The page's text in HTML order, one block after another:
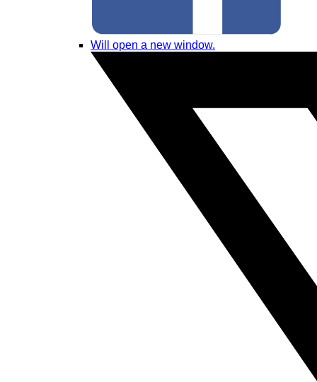
Will open a new window.